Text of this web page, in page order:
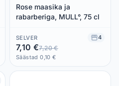
Rose maasika ja
rabarberiga, MULL°, 75 cl
SELVER 4
7,10 €7,20 €
Säästad 0,10 €